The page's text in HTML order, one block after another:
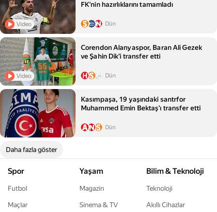
Video
FK'nin hazırlıklarını tamamladı
Dün
Video
Corendon Alanyaspor, Baran Ali Gezek
ve Şahin Dik'i transfer etti
Dün
Kasımpaşa, 19 yaşındaki santrfor
Muhammed Emin Bektaş'ı transfer etti
Dün
Daha fazla göster
Spor
Futbol
Maçlar
Yaşam
Magazin
Sinema & TV
Bilim & Teknoloji
Teknoloji
Akıllı Cihazlar